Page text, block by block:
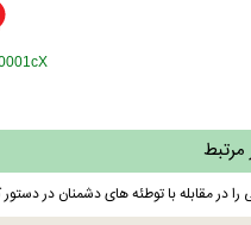
مرتبط
را در مقابله با توطئه های دشمنان در دستور